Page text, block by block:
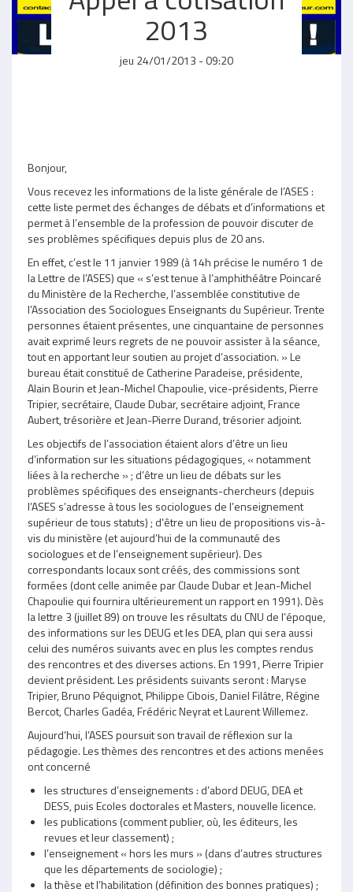
2013
jeu 24/01/2013 - 09:20
Bonjour,
Vous recevez les informations de la liste générale de l’ASES :
cette liste permet des échanges de débats et d’informations et
permet à l’ensemble de la profession de pouvoir discuter de
ses problèmes spécifiques depuis plus de 20 ans.
En effet, c’est le 11 janvier 1989 (à 14h précise le numéro 1 de
la Lettre de l’ASES) que « s’est tenue à l’amphithéâtre Poincaré
du Ministère de la Recherche, l’assemblée constitutive de
l’Association des Sociologues Enseignants du Supérieur. Trente
personnes étaient présentes, une cinquantaine de personnes
avait exprimé leurs regrets de ne pouvoir assister à la séance,
tout en apportant leur soutien au projet d’association. » Le
bureau était constitué de Catherine Paradeise, présidente,
Alain Bourin et Jean-Michel Chapoulie, vice-présidents, Pierre
Tripier, secrétaire, Claude Dubar, secrétaire adjoint, France
Aubert, trésorière et Jean-Pierre Durand, trésorier adjoint.
Les objectifs de l’association étaient alors d’être un lieu
d’information sur les situations pédagogiques, « notamment
liées à la recherche » ; d’être un lieu de débats sur les
problèmes spécifiques des enseignants-chercheurs (depuis
l’ASES s’adresse à tous les sociologues de l’enseignement
supérieur de tous statuts) ; d’être un lieu de propositions vis-à-
vis du ministère (et aujourd’hui de la communauté des
sociologues et de l’enseignement supérieur). Des
correspondants locaux sont créés, des commissions sont
formées (dont celle animée par Claude Dubar et Jean-Michel
Chapoulie qui fournira ultérieurement un rapport en 1991). Dès
la lettre 3 (juillet 89) on trouve les résultats du CNU de l’époque,
des informations sur les DEUG et les DEA, plan qui sera aussi
celui des numéros suivants avec en plus les comptes rendus
des rencontres et des diverses actions. En 1991, Pierre Tripier
devient président. Les présidents suivants seront : Maryse
Tripier, Bruno Péquignot, Philippe Cibois, Daniel Filâtre, Régine
Bercot, Charles Gadéa, Frédéric Neyrat et Laurent Willemez.
Aujourd’hui, l’ASES poursuit son travail de réflexion sur la
pédagogie. Les thèmes des rencontres et des actions menées
ont concerné
les structures d’enseignements : d’abord DEUG, DEA et
DESS, puis Ecoles doctorales et Masters, nouvelle licence.
les publications (comment publier, où, les éditeurs, les
revues et leur classement) ;
l’enseignement « hors les murs » (dans d’autres structures
que les départements de sociologie) ;
la thèse et l’habilitation (définition des bonnes pratiques) ;